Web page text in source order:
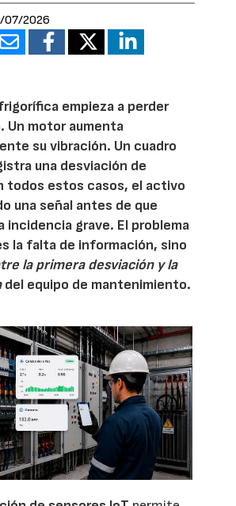
07/2026
empieza a perder
Un motor aumenta
su vibración. Un cuadro
una desviación de
todos estos casos, el activo
una señal antes de que
incidencia grave. El problema
la falta de información, sino
la primera desviación y la
del equipo de mantenimiento.